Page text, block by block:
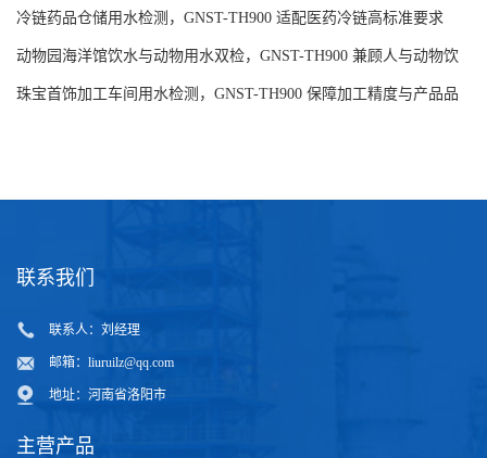
全
冷链药品仓储用水检测，GNST-TH900 适配医药冷链高标准要求
动物园海洋馆饮水与动物用水双检，GNST-TH900 兼顾人与动物饮
水安全
珠宝首饰加工车间用水检测，GNST-TH900 保障加工精度与产品品
联系我们
联系人：刘经理
邮箱： liuruilz@qq.com
地址：河南省洛阳市
主营产品